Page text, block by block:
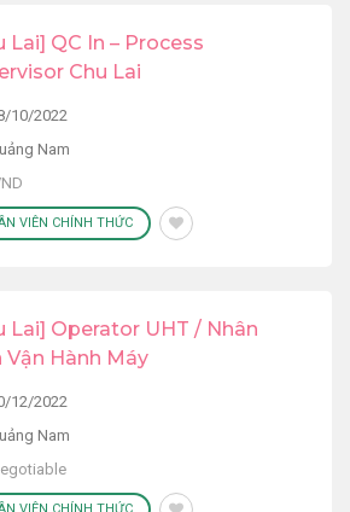
Lai] QC In – Process
Chu Lai
10/2022
Nam
VIÊN CHÍNH THỨC
Lai] Operator UHT / Nhân
Vận Hành Máy
12/2022
Nam